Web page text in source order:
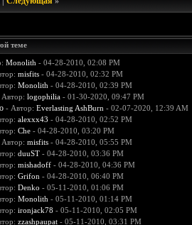
теме
Monolith - 04-28-2010, 02:08 PM
misfits- 04-28-2010, 02:32 PM
Monolith - 04-28-2010, 02:39 PM
logophilia- 01-30-2020, 09:47 PM
- Автор: Everlasting AshBurn - 02-07-2020, 12:39 AM
alexxx43 - 04-28-2010, 02:52 PM
Che- 04-28-2010, 03:20 PM
misfits- 04-28-2010, 05:55 PM
duuST- 04-28-2010, 03:36 PM
mishadoff- 04-28-2010, 04:36 PM
Grifon - 04-28-2010, 06:40 PM
Denko - 05-11-2010, 01:06 PM
Monolith - 05-11-2010, 01:14 PM
ironjack78 - 05-11-2010, 02:05 PM
zzashpaupat- 05-11-2010, 03:31 PM